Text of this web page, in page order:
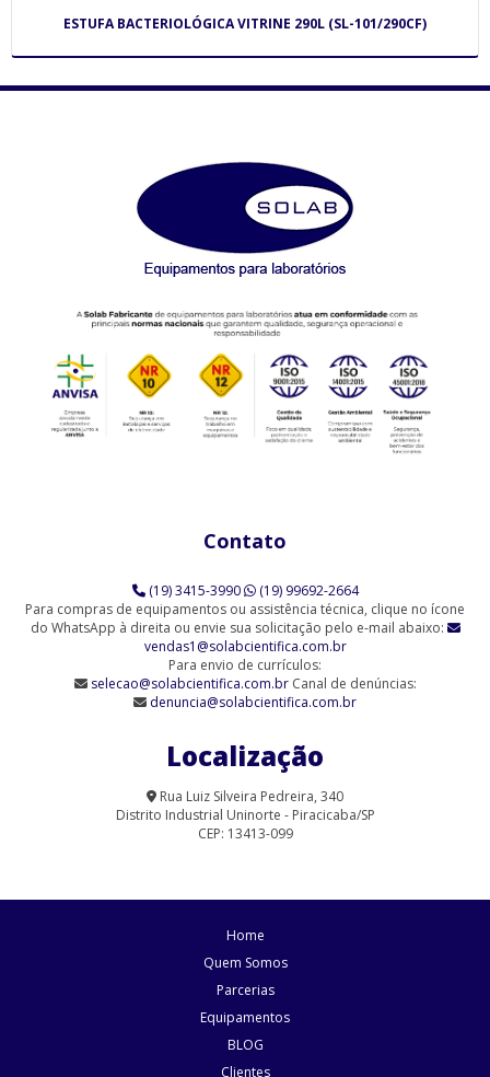
ESTUFA BACTERIOLÓGICA VITRINE 290L (SL-101/290CF)
Contato
(19) 3415-3990
(19) 99692-2664
Para compras de equipamentos ou assistência técnica, clique no ícone
do WhatsApp à direita ou envie sua solicitação pelo e-mail abaixo:
vendas1@solabcientifica.com.br
Para envio de currículos:
selecao@solabcientifica.com.br Canal de denúncias:
denuncia@solabcientifica.com.br
Localização
Rua Luiz Silveira Pedreira, 340
Distrito Industrial Uninorte - Piracicaba/SP
CEP: 13413-099
Home
Quem Somos
Parcerias
Equipamentos
BLOG
Clientes